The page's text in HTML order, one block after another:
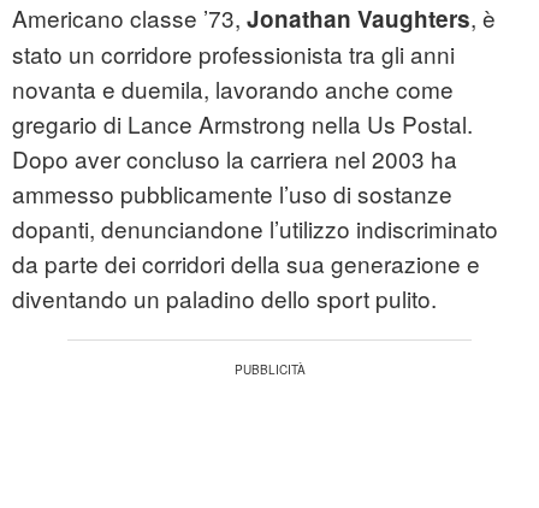
Americano classe ’73, Jonathan Vaughters, è
stato un corridore professionista tra gli anni
novanta e duemila, lavorando anche come
gregario di Lance Armstrong nella Us Postal.
Dopo aver concluso la carriera nel 2003 ha
ammesso pubblicamente l’uso di sostanze
dopanti, denunciandone l’utilizzo indiscriminato
da parte dei corridori della sua generazione e
diventando un paladino dello sport pulito.